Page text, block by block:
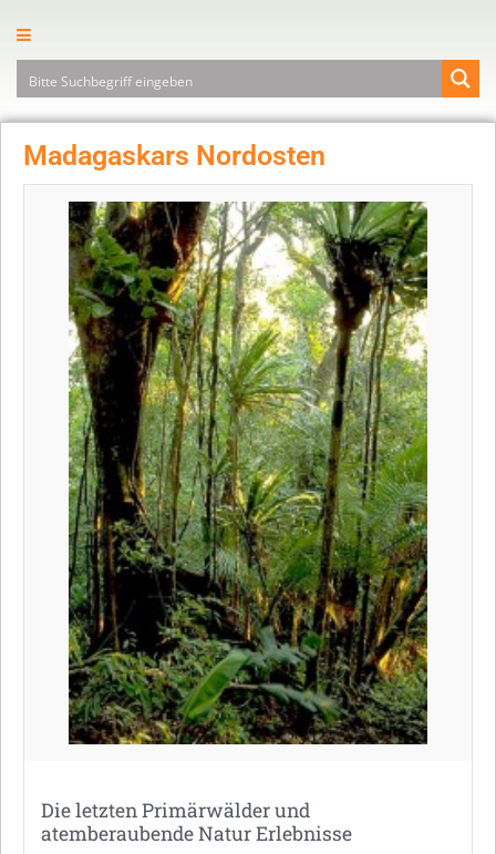
Madagaskars Nordosten
Die letzten Primärwälder und
atemberaubende Natur Erlebnisse